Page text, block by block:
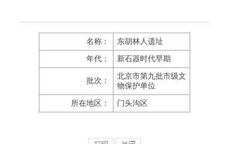
名称： 东胡林人遗址
年代： 新石器时代早期
批次：
北京市第九批市级文
物保护单位
所在地区： 门头沟区